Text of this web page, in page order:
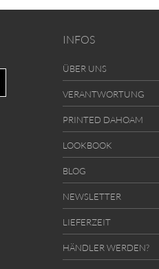
INFOS
ÜBER UNS
VERANTWORTUNG
PRINTED DAHOAM
LOOKBOOK
BLOG
NEWSLETTER
LIEFERZEIT
HÄNDLER WERDEN?